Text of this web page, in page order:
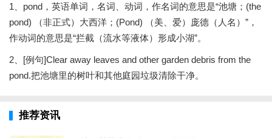
1、pond，英语单词，名词、动词，作名词的意思是“池塘；(the
pond) （非正式）大西洋；(Pond) （美、爱）庞德（人名）”，
作动词的意思是“拦截（流水等液体）形成小湖”。
2、[例句]Clear away leaves and other garden debris from the
pond.把池塘里的树叶和其他庭园垃圾清除干净。
推荐资讯